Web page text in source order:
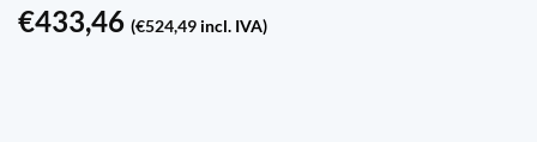
€433,46 (€524,49 incl. IVA)